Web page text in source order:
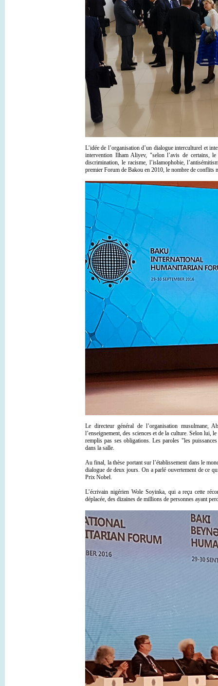
L’idée de l’organisation d’un dialogue interculturel et
intervention Ilham Aliyev, "selon l’avis de certains,
discrimination, le racisme, l’islamophobie,
premier Forum de Bakou en 2010, le nombre de conflits
Le directeur général de l’organisation musulmane,
l’enseignement, des sciences et de la culture. Selon lui,
remplis pas ses obligations. Les paroles "les
dans la salle.
Au final, la thèse portant sur l’établissement dans le
dialogue de deux jours. On a parlé ouvertement de ce
Prix Nobel.
L’écrivain nigérien Wole Soyinka, qui a reçu cette
déplacée, des dizaines de millions de personnes ayant